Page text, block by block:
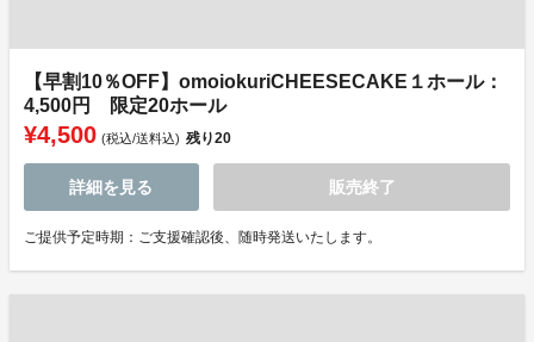
【早割10％OFF】omoiokuriCHEESECAKE１ホール：
4,500円 限定20ホール
¥4,500 (税込/送料込) 残り20
詳細を見る 販売終了
ご提供予定時期：ご支援確認後、随時発送いたします。